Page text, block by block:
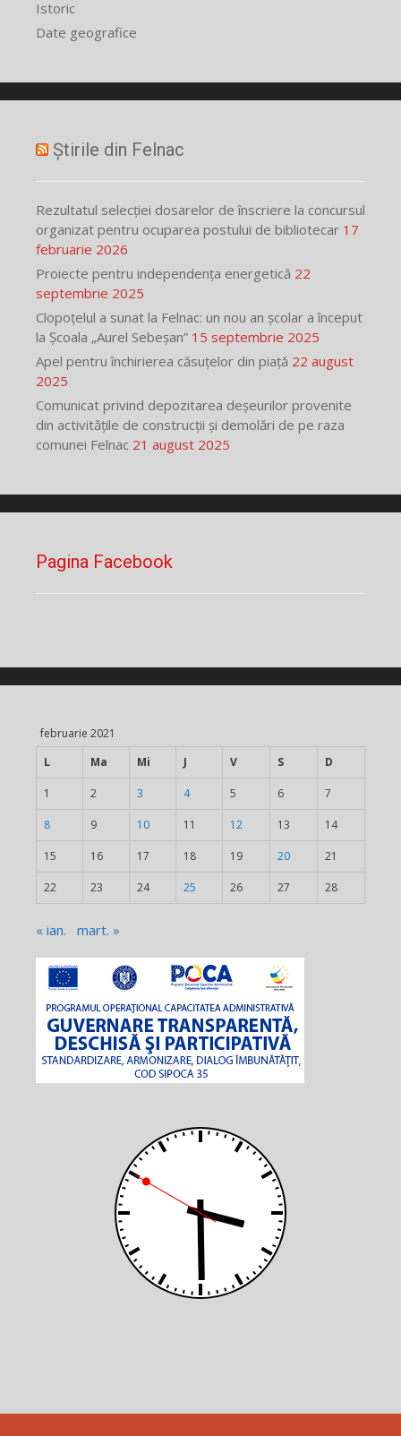
Istoric
Date geografice
Știrile din Felnac
Rezultatul selecției dosarelor de înscriere la concursul
organizat pentru ocuparea postului de bibliotecar 17
februarie 2026
Proiecte pentru independența energetică 22
septembrie 2025
Clopoțelul a sunat la Felnac: un nou an școlar a început
la Școala „Aurel Sebeșan” 15 septembrie 2025
Apel pentru închirierea căsuțelor din piață 22 august
2025
Comunicat privind depozitarea deșeurilor provenite
din activitățile de construcții și demolări de pe raza
comunei Felnac 21 august 2025
Pagina Facebook
februarie 2021
L
Ma Mi J V S D
1 2 3 4 5 6 7
8 9 10 11 12 13 14
15 16 17 18 19 20 21
22 23 24 25 26 27 28
« ian. mart. »